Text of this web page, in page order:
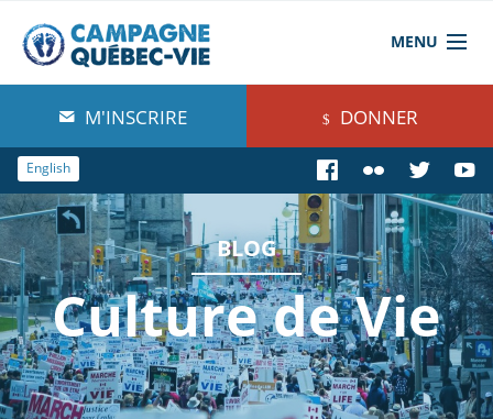
MENU
À propos de nous
Blog
Comprendre
Agir
Boutique
M'INSCRIRE DONNER
English
BLOG
Culture de Vie